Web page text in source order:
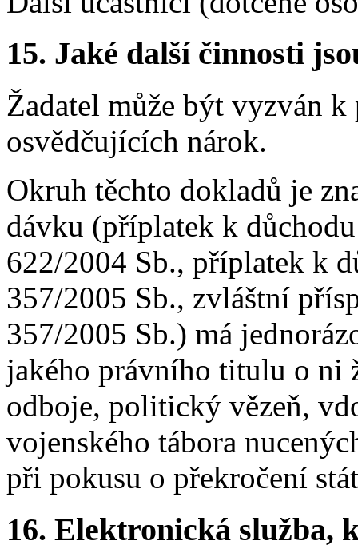
15. Jaké další činnosti
Žadatel může být vyzván
osvědčujících nárok.
Okruh těchto dokladů je
dávku (příplatek k
622/2004 Sb., příplatek k
357/2005 Sb., zvláštní
357/2005 Sb.) má
jakého právního titulu o ni
odboje, politický vězeň,
vojenského tábora
při pokusu o překročení
16. Elektronická služba,